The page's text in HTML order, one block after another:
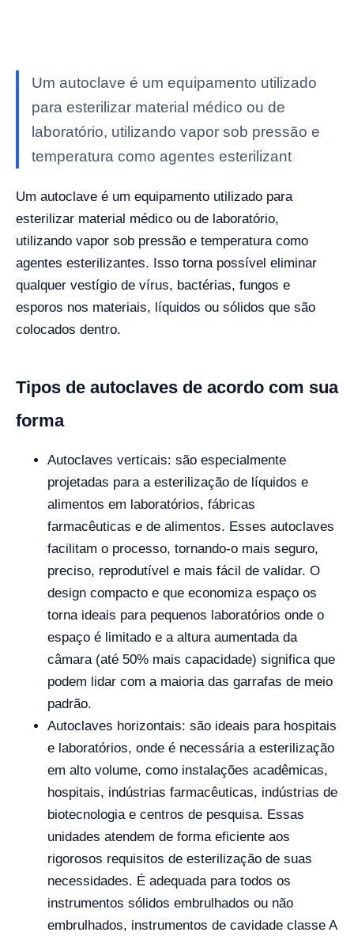
Um autoclave é um equipamento utilizado
para esterilizar material médico ou de
laboratório, utilizando vapor sob pressão e
temperatura como agentes esterilizant
Um autoclave é um equipamento utilizado para
esterilizar material médico ou de laboratório,
utilizando vapor sob pressão e temperatura como
agentes esterilizantes. Isso torna possível eliminar
qualquer vestígio de vírus, bactérias, fungos e
esporos nos materiais, líquidos ou sólidos que são
colocados dentro.
Tipos de autoclaves de acordo com sua
forma
Autoclaves verticais: são especialmente
projetadas para a esterilização de líquidos e
alimentos em laboratórios, fábricas
farmacêuticas e de alimentos. Esses autoclaves
facilitam o processo, tornando-o mais seguro,
preciso, reprodutível e mais fácil de validar. O
design compacto e que economiza espaço os
torna ideais para pequenos laboratórios onde o
espaço é limitado e a altura aumentada da
câmara (até 50% mais capacidade) significa que
podem lidar com a maioria das garrafas de meio
padrão.
Autoclaves horizontais: são ideais para hospitais
e laboratórios, onde é necessária a esterilização
em alto volume, como instalações acadêmicas,
hospitais, indústrias farmacêuticas, indústrias de
biotecnologia e centros de pesquisa. Essas
unidades atendem de forma eficiente aos
rigorosos requisitos de esterilização de suas
necessidades. É adequada para todos os
instrumentos sólidos embrulhados ou não
embrulhados, instrumentos de cavidade classe A